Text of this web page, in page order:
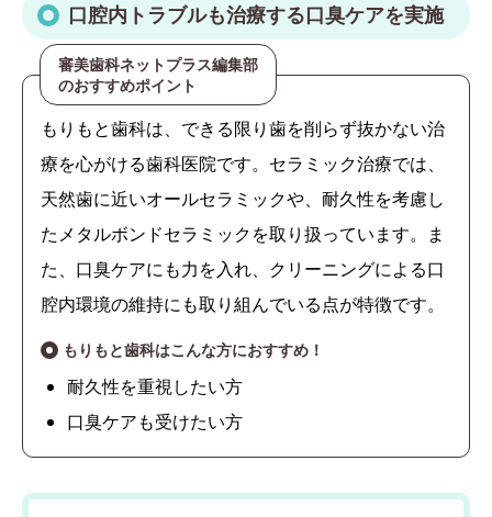
口腔内トラブルも治療する口臭ケアを実施
審美歯科ネットプラス編集部
のおすすめポイント
もりもと歯科は、できる限り歯を削らず抜かない治
療を心がける歯科医院です。セラミック治療では、
天然歯に近いオールセラミックや、耐久性を考慮し
たメタルボンドセラミックを取り扱っています。ま
た、口臭ケアにも力を入れ、クリーニングによる口
腔内環境の維持にも取り組んでいる点が特徴です。
もりもと歯科はこんな方におすすめ！
耐久性を重視したい方
口臭ケアも受けたい方